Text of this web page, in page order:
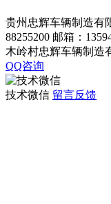
贵州忠辉车辆制造有
88255200 邮箱：
木岭村忠辉车辆制造
QQ咨询
技术微信 留言反馈